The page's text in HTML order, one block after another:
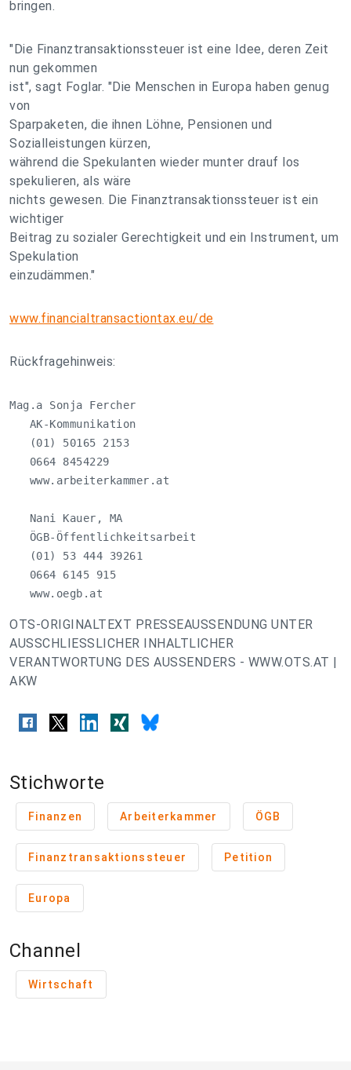
bringen.
"Die Finanztransaktionssteuer ist eine Idee, deren Zeit
nun gekommen
ist", sagt Foglar. "Die Menschen in Europa haben genug
von
Sparpaketen, die ihnen Löhne, Pensionen und
Sozialleistungen kürzen,
während die Spekulanten wieder munter drauf los
spekulieren, als wäre
nichts gewesen. Die Finanztransaktionssteuer ist ein
wichtiger
Beitrag zu sozialer Gerechtigkeit und ein Instrument, um
Spekulation
einzudämmen."
www.financialtransactiontax.eu/de
Rückfragehinweis:
Mag.a Sonja Fercher
   AK-Kommunikation
   (01) 50165 2153
   0664 8454229
   www.arbeiterkammer.at
   Nani Kauer, MA
   ÖGB-Öffentlichkeitsarbeit
   (01) 53 444 39261
   0664 6145 915
   www.oegb.at
OTS-ORIGINALTEXT PRESSEAUSSENDUNG UNTER
AUSSCHLIESSLICHER INHALTLICHER
VERANTWORTUNG DES AUSSENDERS - WWW.OTS.AT |
AKW
Stichworte
Finanzen Arbeiterkammer ÖGB
Finanztransaktionssteuer Petition
Europa
Channel
Wirtschaft